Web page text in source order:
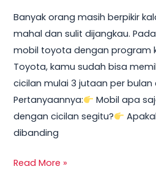
Banyak orang masih berpikir
mahal dan sulit dijangkau.
mobil toyota dengan program
Toyota, kamu sudah bisa
cicilan mulai 3 jutaan per bulan
Pertanyaannya:
Mobil apa
dengan cicilan segitu?
dibanding
2026:
Cicilan
mobil
toyota
Mulai
3
Jutaan,
DP
&
Read More »